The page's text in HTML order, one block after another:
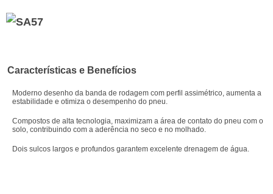
Características e Benefícios
Moderno desenho da banda de rodagem com perfil assimétrico, aumenta a
estabilidade e otimiza o desempenho do pneu.
Compostos de alta tecnologia, maximizam a área de contato do pneu com o
solo, contribuindo com a aderência no seco e no molhado.
Dois sulcos largos e profundos garantem excelente drenagem de água.